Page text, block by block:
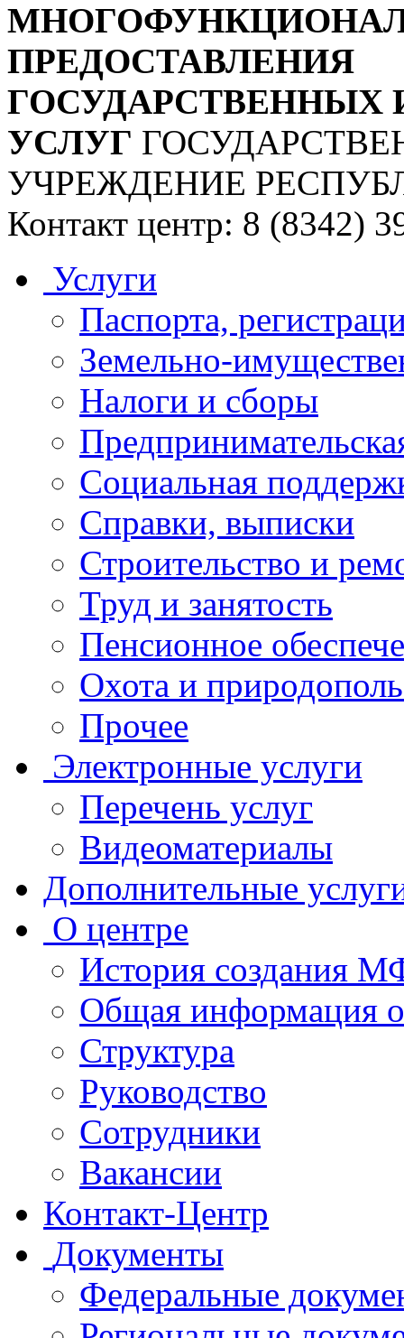
ПРЕДОСТАВЛЕНИЯ
УСЛУГ
УЧРЕЖДЕНИЕ
Контакт центр: 8 (8342)
Услуги
Паспорта,
Земельно-
Налоги и сборы
Социальная
Справки, выписки
Строительство и
Труд и занятость
Пенсионное
Охота и
Прочее
Электронные услуги
Перечень услуг
Видеоматериалы
Дополнительные
О центре
История создания
Общая
Структура
Руководство
Сотрудники
Вакансии
Контакт-Центр
Документы
Федеральные